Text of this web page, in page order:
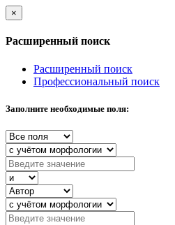
×
Расширенный поиск
Расширенный поиск
Профессиональный поиск
Заполните необходимые поля: